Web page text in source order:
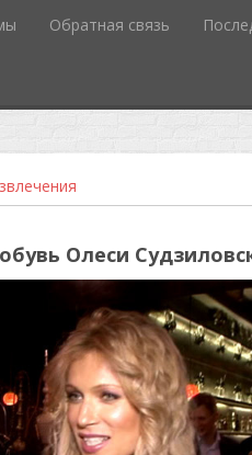
Обратная связь
Олеси